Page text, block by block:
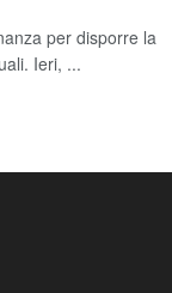
per disporre la
Ieri, ...